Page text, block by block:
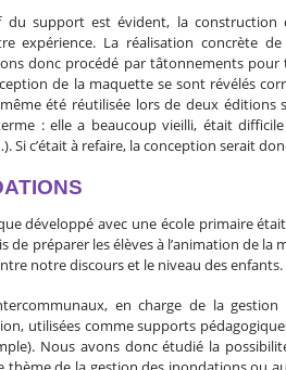
du support est évident, la construction
expérience. La réalisation concrète
donc procédé par tâtonnements
de la maquette se sont révélés
été réutilisée lors de deux éditions
: elle a beaucoup vieilli, était
Si c’était à refaire, la conception serait
développé avec une école primaire
de préparer les élèves à l’animation de la
notre discours et le niveau des enfants.
en charge de la
utilisées comme supports
Nous avons donc étudié la